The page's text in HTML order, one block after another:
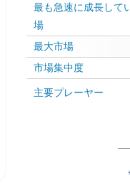
最も急速に成長して
場
最大市場
市場集中度
主要プレーヤー